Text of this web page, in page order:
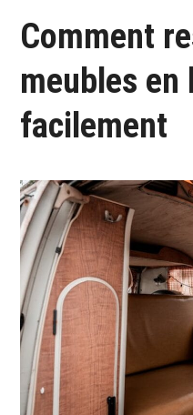
Comment
meubles en
facilement